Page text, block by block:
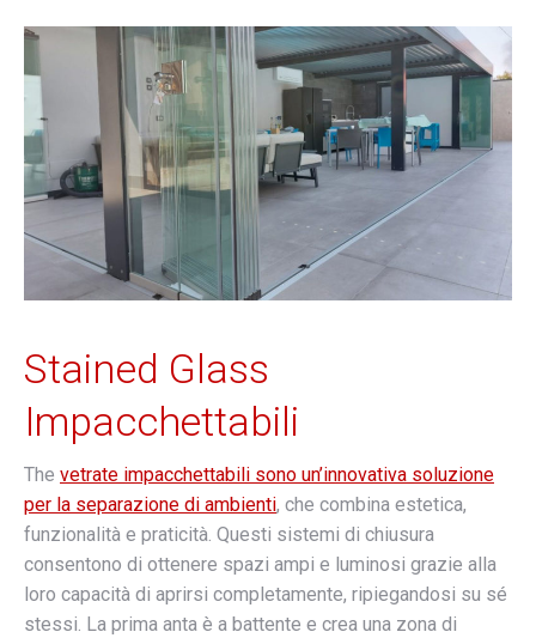
Stained Glass
Impacchettabili
The vetrate impacchettabili sono un’innovativa soluzione
per la separazione di ambienti, che combina estetica,
funzionalità e praticità. Questi sistemi di chiusura
consentono di ottenere spazi ampi e luminosi grazie alla
loro capacità di aprirsi completamente, ripiegandosi su sé
stessi. La prima anta è a battente e crea una zona di